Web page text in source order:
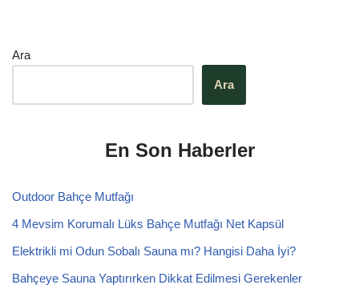
Ara
Ara
En Son Haberler
Outdoor Bahçe Mutfağı
4 Mevsim Korumalı Lüks Bahçe Mutfağı Net Kapsül
Elektrikli mi Odun Sobalı Sauna mı? Hangisi Daha İyi?
Bahçeye Sauna Yaptırırken Dikkat Edilmesi Gerekenler